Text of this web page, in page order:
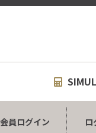
シミュレ
リフォー
会員ログイン ロ